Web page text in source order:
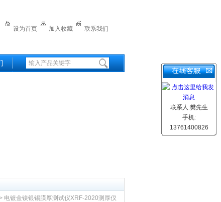
设为首页 加入收藏 联系我们
电镀金镍银锡膜厚测试仪XRF-2020测厚仪
联系人:樊先生
手机:
13761400826